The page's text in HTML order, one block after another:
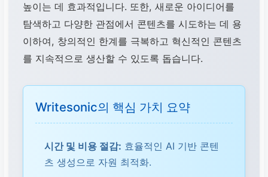
높이는 데 효과적입니다. 또한, 새로운 아이디어를
탐색하고 다양한 관점에서 콘텐츠를 시도하는 데 용
이하여, 창의적인 한계를 극복하고 혁신적인 콘텐츠
를 지속적으로 생산할 수 있도록 돕습니다.
Writesonic의 핵심 가치 요약
시간 및 비용 절감: 효율적인 AI 기반 콘텐
츠 생성으로 자원 최적화.